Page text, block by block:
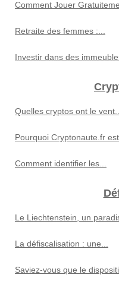
Comment Jouer
Retraite des femmes :...
Investir dans des
Quelles cryptos ont le vent...
Pourquoi Cryptonaute.fr
Comment identifier les...
Le Liechtenstein, un
La défiscalisation : une...
Saviez-vous que le